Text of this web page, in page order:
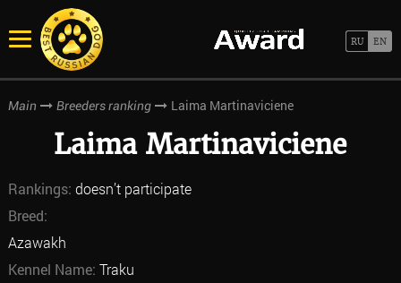
Main Breeders ranking Laima Martinaviciene
Laima Martinaviciene
Rankings: doesn’t participate
Breed:
Azawakh
Kennel Name: Traku